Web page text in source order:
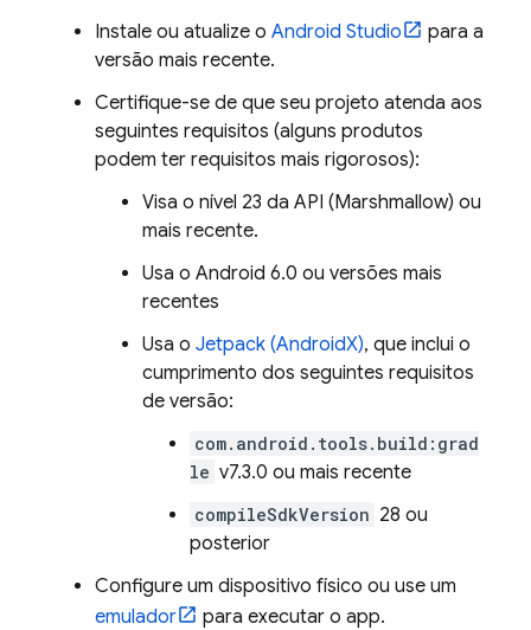
Instale ou atualize o Android Studio
para a
versão mais recente.
Certifique-se de que seu projeto atenda aos
seguintes requisitos (alguns produtos
podem ter requisitos mais rigorosos):
Visa o nível 23 da API (Marshmallow) ou
mais recente.
Usa o Android 6.0 ou versões mais
recentes
Usa o Jetpack (AndroidX), que inclui o
cumprimento dos seguintes requisitos
de versão:
com.android.tools.build:grad
le v7.3.0 ou mais recente
compileSdkVersion 28 ou
posterior
Configure um dispositivo físico ou use um
emulador
para executar o app.